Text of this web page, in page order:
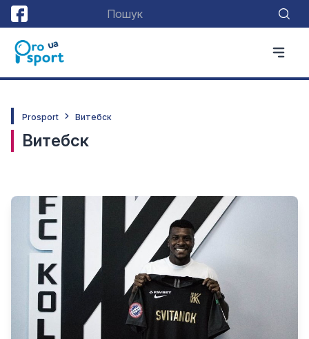
Prosport Витебск
Витебск